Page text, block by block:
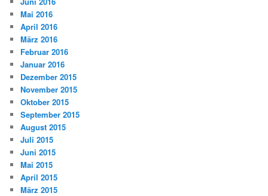
Mai 2016
April 2016
März 2016
Februar 2016
Januar 2016
Dezember 2015
November 2015
Oktober 2015
September 2015
August 2015
Juli 2015
Juni 2015
Mai 2015
April 2015
März 2015